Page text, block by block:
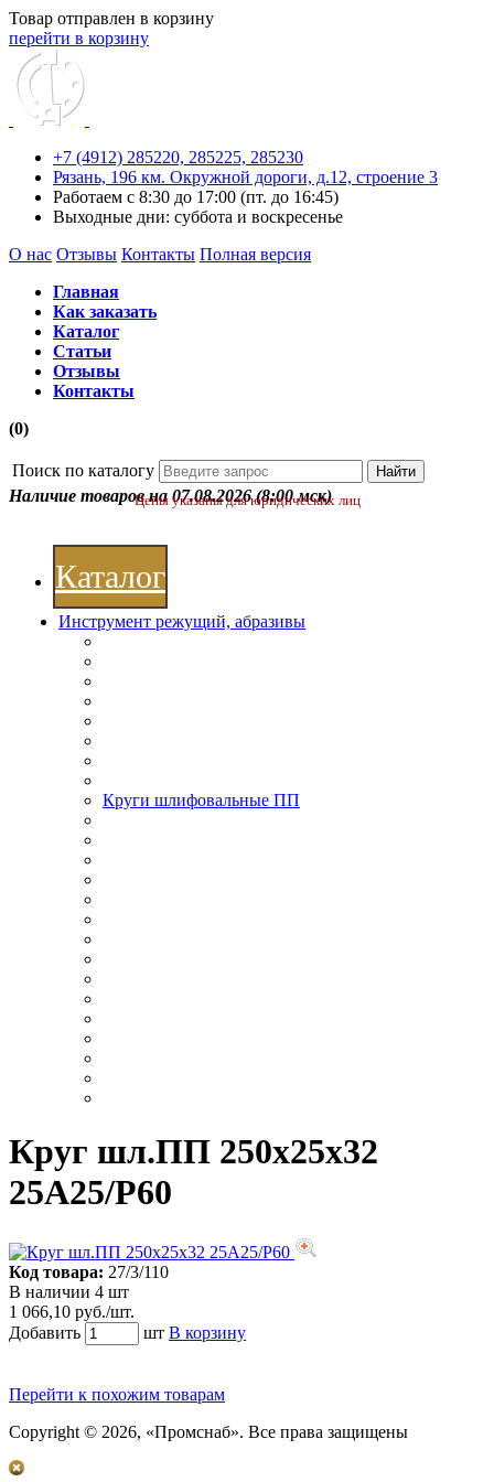
Товар отправлен в корзину
перейти в корзину
+7 (4912) 285220, 285225, 285230
Рязань, 196 км. Окружной дороги, д.12, строение 3
Работаем с 8:30 до 17:00 (пт. до 16:45)
Выходные дни: суббота и воскресенье
О нас Отзывы Контакты Полная версия
Главная
Как заказать
Каталог
Статьи
Отзывы
Контакты
(0)
Поиск по каталогу
Наличие товаров на 07.08.2026 (8:00 мск)
Цены указаны для юридических лиц
Каталог
Инструмент режущий, абразивы
Круги шлифовальные ПП
Круг шл.ПП 250х25х32
25А25/Р60
Код товара: 27/3/110
В наличии 4 шт
1 066,10 руб./шт.
Добавить
шт В корзину
Перейти к похожим товарам
Copyright © 2026, «Промснаб». Все права защищены